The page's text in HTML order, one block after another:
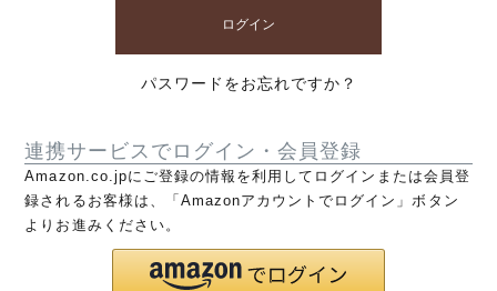
ログイン
パスワードをお忘れですか？
連携サービスでログイン・会員登録
Amazon.co.jpにご登録の情報を利用してログインまたは会員登
録されるお客様は、「Amazonアカウントでログイン」ボタン
よりお進みください。